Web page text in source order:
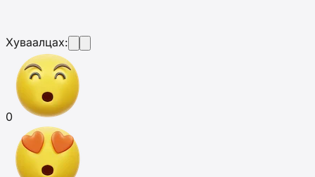
Хуваалцах:
0